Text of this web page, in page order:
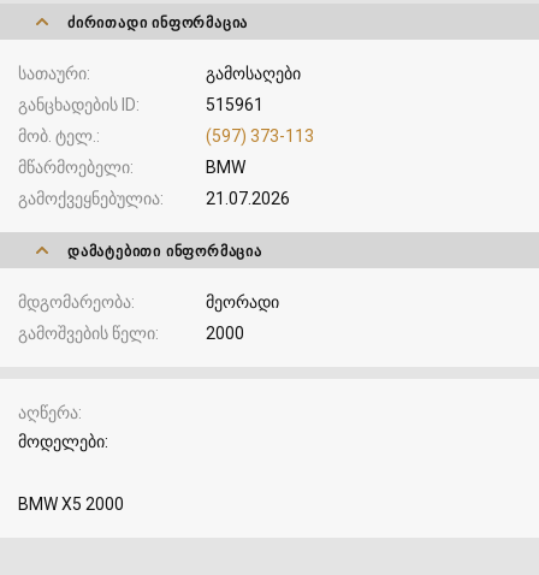
ᲫᲘᲠᲘᲗᲐᲓᲘ ᲘᲜᲤᲝᲠᲛᲐᲪᲘᲐ
სათაური
გამოსაღები
განცხადების ID
515961
მობ. ტელ.
(597) 373-113
მწარმოებელი
BMW
გამოქვეყნებულია
21.07.2026
ᲓᲐᲛᲐᲢᲔᲑᲘᲗᲘ ᲘᲜᲤᲝᲠᲛᲐᲪᲘᲐ
მდგომარეობა
მეორადი
გამოშვების წელი
2000
აღწერა
მოდელები:
BMW X5 2000